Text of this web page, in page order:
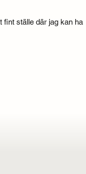
fint ställe där jag kan ha